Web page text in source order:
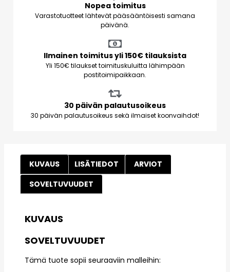
Nopea toimitus
Varastotuotteet lähtevät pääsääntöisesti samana
päivänä.
Ilmainen toimitus yli 150€ tilauksista
Yli 150€ tilaukset toimituskuluitta lähimpään
postitoimipaikkaan.
30 päivän palautusoikeus
30 päivän palautusoikeus sekä ilmaiset koonvaihdot!
KUVAUS LISÄTIEDOT
ARVIOT
SOVELTUVUUDET
KUVAUS
SOVELTUVUUDET
Tämä tuote sopii seuraaviin malleihin: